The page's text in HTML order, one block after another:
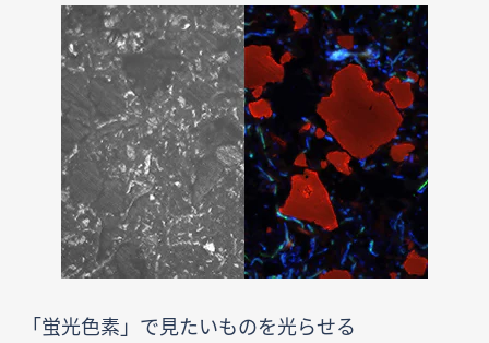
「蛍光色素」で見たいものを光らせる